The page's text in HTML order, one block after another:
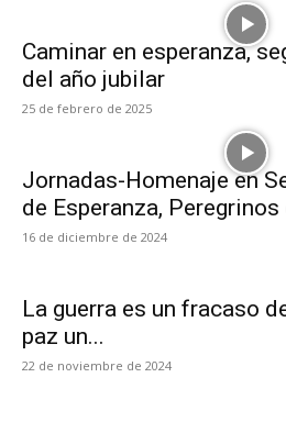
Caminar en esperanza,
del año jubilar
25 de febrero de 2025
Jornadas-Homenaje en
de Esperanza,
16 de diciembre de 2024
La guerra es un fracaso
paz un...
22 de noviembre de 2024